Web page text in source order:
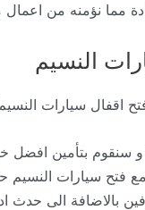
النسيم
اقفال سيارات
فتح سيارات النسيم
بالاضافة الى حدث